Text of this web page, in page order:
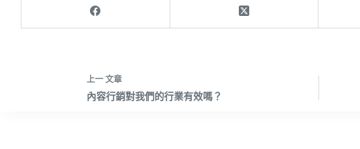
上一 文章
內容行銷對我們的行業有效嗎？